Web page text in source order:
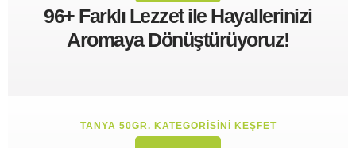
96+ Farklı Lezzet ile Hayallerinizi
Aromaya Dönüştürüyoruz!
TANYA 50GR. KATEGORISINI KEŞFET